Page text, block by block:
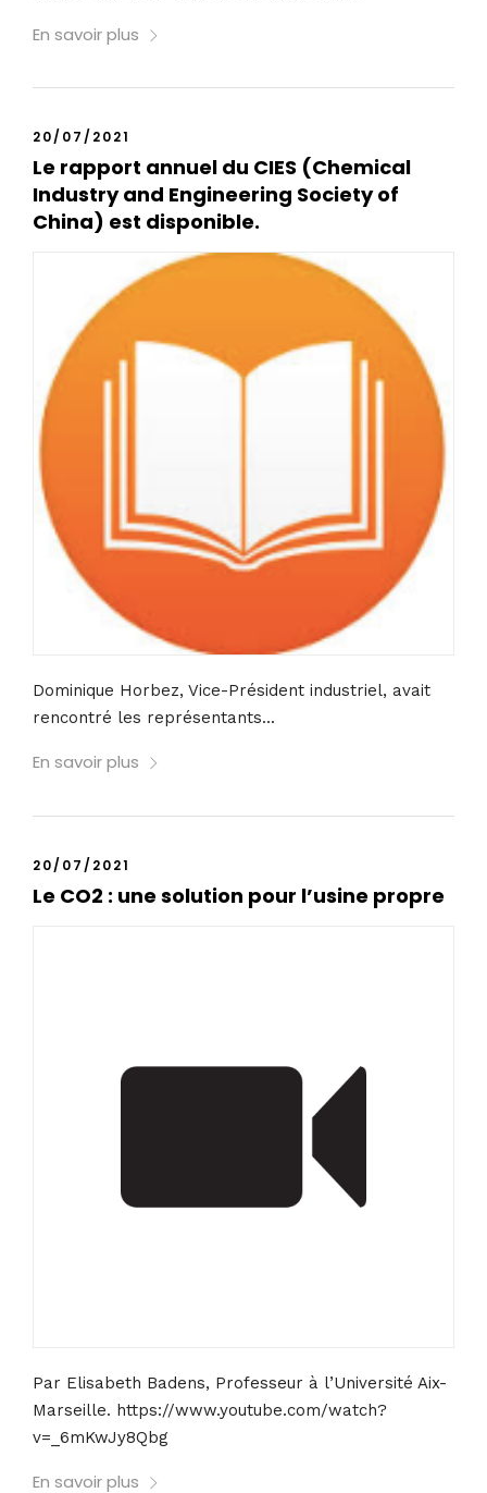
En savoir plus
20/07/2021
Le rapport annuel du CIES (Chemical
Industry and Engineering Society of
China) est disponible.
Dominique Horbez, Vice-Président industriel, avait
rencontré les représentants...
En savoir plus
20/07/2021
Le CO2 : une solution pour l’usine propre
Par Elisabeth Badens, Professeur à l’Université Aix-
Marseille. https://www.youtube.com/watch?
v=_6mKwJy8Qbg
En savoir plus